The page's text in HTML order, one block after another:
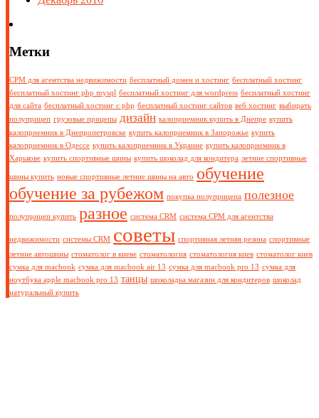
Метки
СРМ для агентства недвижимости бесплатный домен и хостинг бесплатный хостинг
бесплатный хостинг php mysql бесплатный хостинг для wordpress бесплатный хостинг
для сайта бесплатный хостинг с php бесплатный хостинг сайтов веб хостинг выбирать
полуприцеп грузовые прицепы дизайн калоприемник купить в Днепре купить
калоприемник в Днепропетровске купить калоприемник в Запорожье купить
калоприемник в Одессе купить калоприемник в Украине купить калоприемник в
Харькове купить спортивные шины купить шоколад для кондитера летние спортивные
шины купить новые спортивные летние шины на авто обучение
обучение за рубежом покупка полуприцепа полезное
полуприцеп купить разное система CRM система СРМ для агентства
недвижимости системы CRM советы спортивная летняя резина спортивные
летние автошины стоматолог в киеве стоматология стоматология киев стоматолог киев
сумка для macbook сумка для macbook air 13 сумка для macbook pro 13 сумка для
ноутбука apple macbook pro 13 танцы шоколадка магазин для кондитеров шоколад
натуральный купить